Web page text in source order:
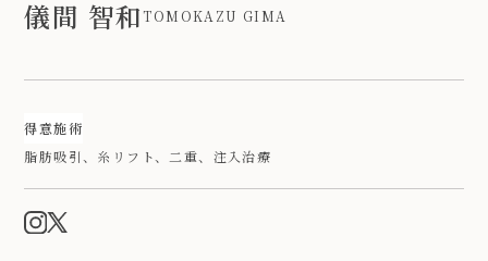
儀間 智和TOMOKAZU GIMA
得意施術
脂肪吸引、糸リフト、二重、注入治療